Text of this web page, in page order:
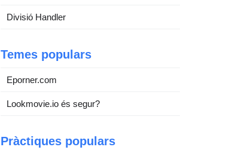
Divisió Handler
Temes populars
Eporner.com
Lookmovie.io és segur?
Pràctiques populars